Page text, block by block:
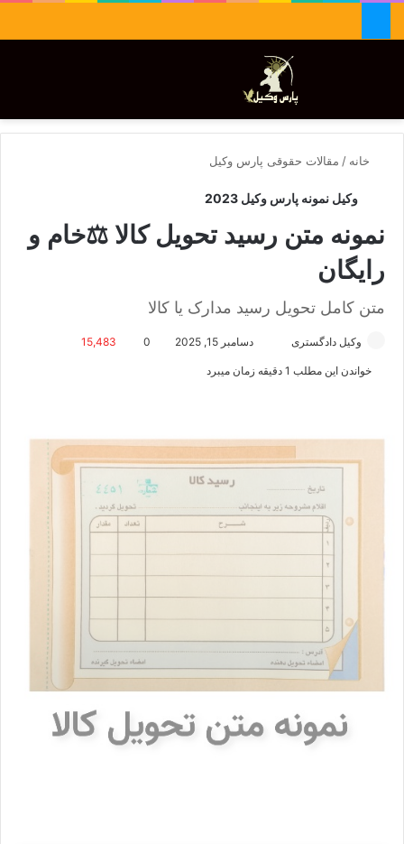
تغییر پوسته
خانه / مقالات حقوقی پارس وکیل
وکیل نمونه پارس وکیل 2023
نمونه متن رسید تحویل کالا ⚖️خام و
رایگان
متن کامل تحویل رسید مدارک یا کالا
وکیل دادگستری
ا
ی
م
ی
ل
دسامبر 15, 2025 0
15,483
خواندن این مطلب 1 دقیقه زمان میبرد